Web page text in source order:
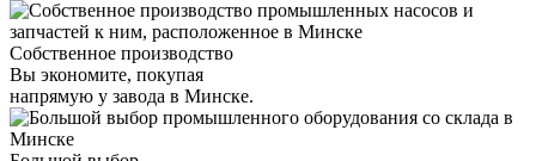
Собственное производство
Вы экономите, покупая
напрямую у завода в Минске.